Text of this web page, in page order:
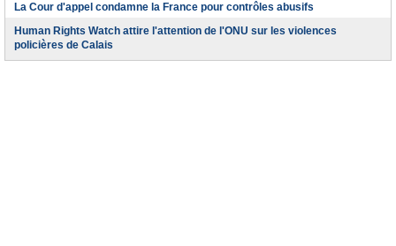
La Cour d'appel condamne la France pour contrôles abusifs
Human Rights Watch attire l'attention de l'ONU sur les violences
policières de Calais